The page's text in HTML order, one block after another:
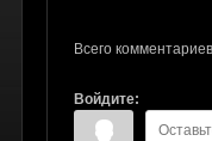
Всего
Войдите: